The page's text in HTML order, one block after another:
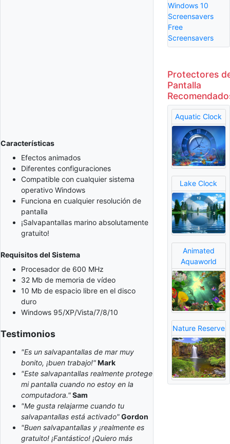
Características
Efectos animados
Diferentes configuraciones
Compatible con cualquier sistema
operativo Windows
Funciona en cualquier resolución de
pantalla
¡Salvapantallas marino absolutamente
gratuito!
Requisitos del Sistema
Procesador de 600 MHz
32 Mb de memoria de vídeo
10 Mb de espacio libre en el disco
duro
Windows 95/XP/Vista/7/8/10
Testimonios
"Es un salvapantallas de mar muy
bonito, ¡buen trabajo!"Mark
"Este salvapantallas realmente protege
mi pantalla cuando no estoy en la
computadora."Sam
"Me gusta relajarme cuando tu
salvapantallas está activado"Gordon
"Buen salvapantallas y ¡realmente es
gratuito! ¡Fantástico! ¡Quiero más
Windows 10
Screensavers
Free
Screensavers
Protectores
Pantalla
Aquatic Clock
Lake Clock
Animated
Aquaworld
Nature Reserve